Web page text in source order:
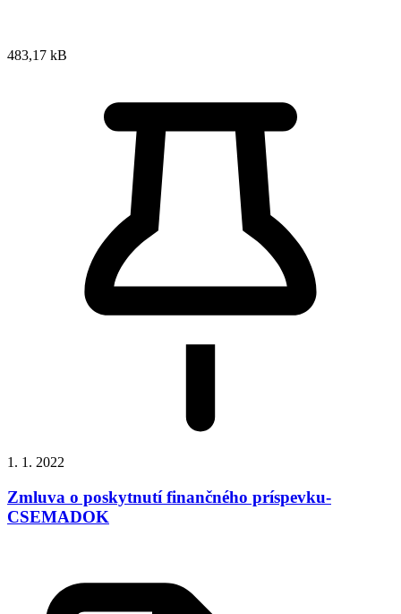
483,17 kB
1. 1. 2022
Zmluva o poskytnutí finančného príspevku-
CSEMADOK